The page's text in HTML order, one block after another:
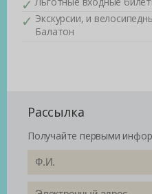
Экскурсии, и
Балатон
Рассылка
Получайте первыми